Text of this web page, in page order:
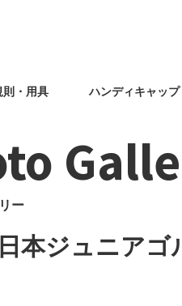
則・用具 ハンディキャップ
ー
本ジュニアゴ